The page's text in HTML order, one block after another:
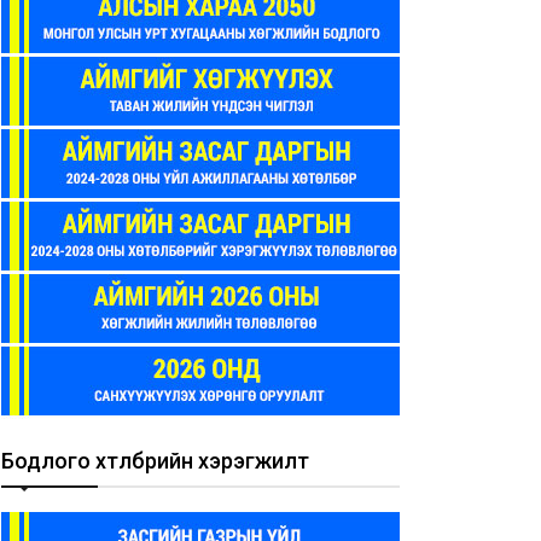
Бодлого хөтөлбөрийн хэрэгжилт